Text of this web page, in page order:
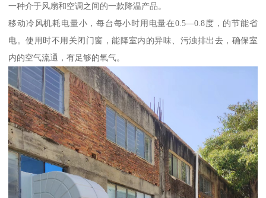
一种介于风扇和空调之间的一款降温产品。
移动冷风机耗电量小，每台每小时用电量在0.5—0.8度，的节能省
电。使用时不用关闭门窗，能降室内的异味、污浊排出去，确保室
内的空气流通，有足够的氧气。